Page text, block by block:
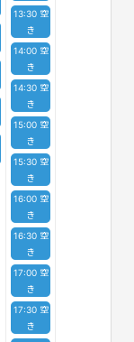
13:30 空
き
14:00 空
き
14:30 空
き
15:00 空
き
15:30 空
き
16:00 空
き
16:30 空
き
17:00 空
き
17:30 空
き